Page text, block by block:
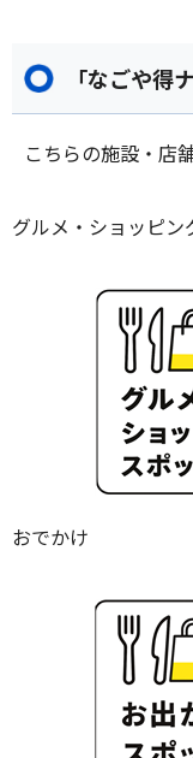
「なごや得
こちらの施設・店
グルメ・ショッピン
おでかけ